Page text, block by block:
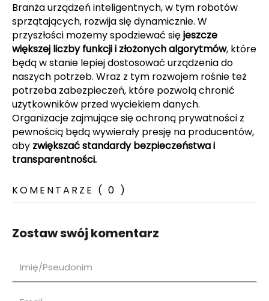
Branża urządzeń inteligentnych, w tym robotów
sprzątających, rozwija się dynamicznie. W
przyszłości możemy spodziewać sięjeszcze
większej liczby funkcji i złożonych algorytmów, które
będą w stanie lepiej dostosować urządzenia do
naszych potrzeb. Wraz z tym rozwojem rośnie też
potrzeba zabezpieczeń, które pozwolą chronić
użytkowników przed wyciekiem danych.
Organizacje zajmujące się ochroną prywatności z
pewnością będą wywierały presję na producentów,
aby zwiększać standardy bezpieczeństwa i
transparentności.
KOMENTARZE ( 0 )
Zostaw swój komentarz